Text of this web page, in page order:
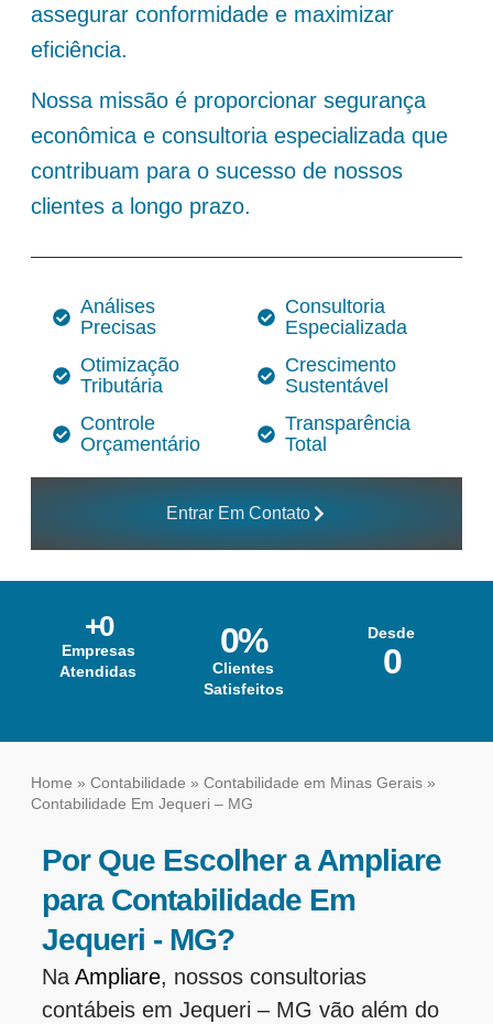
assegurar conformidade e maximizar
eficiência.
Nossa missão é proporcionar segurança
econômica e consultoria especializada que
contribuam para o sucesso de nossos
clientes a longo prazo.
Análises
Precisas
Otimização
Tributária
Controle
Orçamentário
Consultoria
Especializada
Crescimento
Sustentável
Transparência
Total
Entrar Em Contato
+0
Empresas
Atendidas
0%
Clientes
Satisfeitos
Desde
0
Home » Contabilidade » Contabilidade em Minas Gerais »
Contabilidade Em Jequeri – MG
Por Que Escolher a Ampliare
para Contabilidade Em
Jequeri - MG?
Na Ampliare, nossos consultorias
contábeis em Jequeri – MG vão além do